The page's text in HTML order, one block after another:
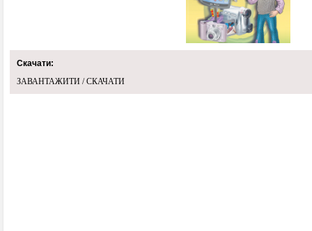
Скачати:
ЗАВАНТАЖИТИ / СКАЧАТИ